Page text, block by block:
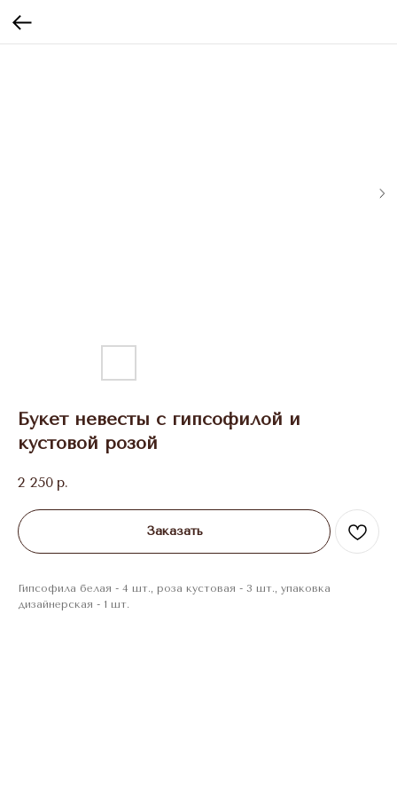
Букет невесты с гипсофилой и
кустовой розой
2 250 р.
Заказать
Гипсофила белая - 4 шт., роза кустовая - 3 шт., упаковка
дизайнерская - 1 шт.